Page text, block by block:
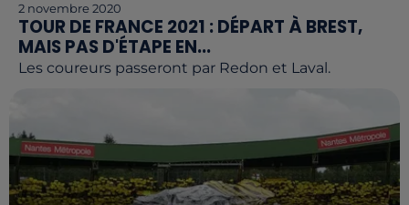
2 novembre 2020
TOUR DE FRANCE 2021 : DÉPART À BREST,
MAIS PAS D'ÉTAPE EN...
Les coureurs passeront par Redon et Laval.